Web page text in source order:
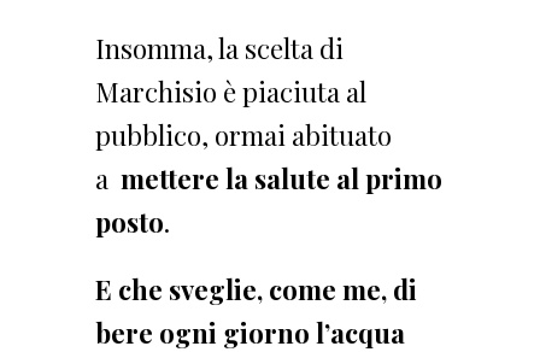
Insomma, la scelta di
Marchisio è piaciuta al
pubblico, ormai abituato
a mettere la salute al primo
posto.
E che sveglie, come me, di
bere ogni giorno l’acqua